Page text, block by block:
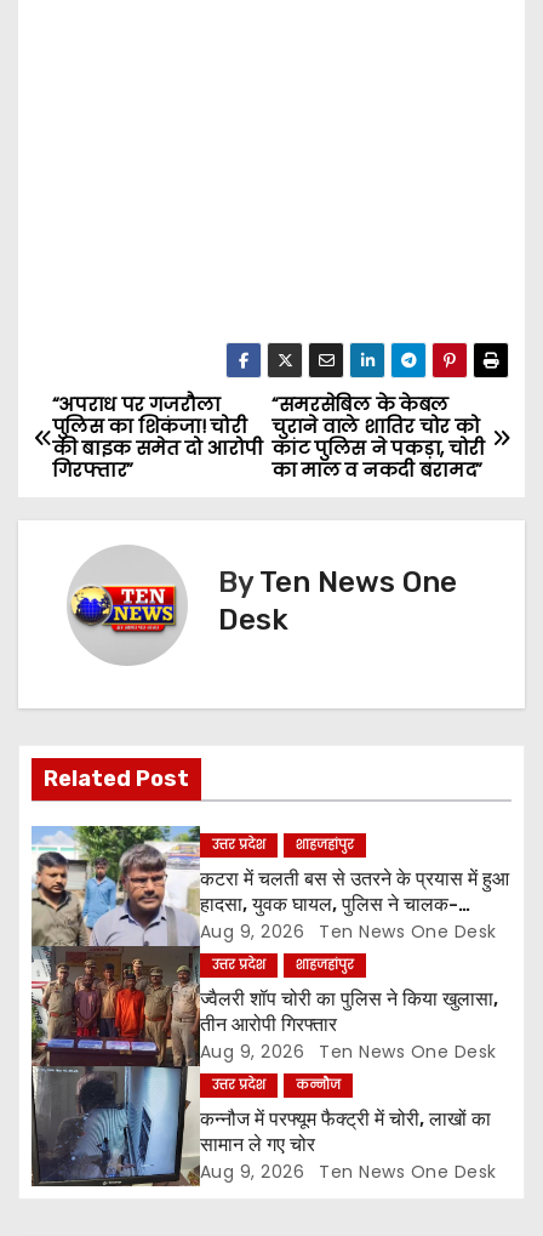
P
o
s
v
g
a
t
i
o
n
“समरसेबिल के केबल
चुराने वाले शातिर चोर को
कांट पुलिस ने पकड़ा, चोरी
का माल व नकदी बरामद”
“अपराध पर गजरौला
पुलिस का शिकंजा! चोरी
की बाइक समेत दो आरोपी
गिरफ्तार”
ByTen News One
Desk
Related Post
उत्तर प्रदेश शाहजहांपुर
कटरा में चलती बस से उतरने के प्रयास में हुआ
हादसा, युवक घायल, पुलिस ने चालक-
परिचालक को पूंछताछ के लिए हिरासत में लिया
Aug 9, 2026 Ten News One Desk
उत्तर प्रदेश शाहजहांपुर
ज्वैलरी शॉप चोरी का पुलिस ने किया खुलासा,
तीन आरोपी गिरफ्तार
Aug 9, 2026 Ten News One Desk
उत्तर प्रदेश कन्नौज
कन्नौज में परफ्यूम फैक्ट्री में चोरी, लाखों का
सामान ले गए चोर
Aug 9, 2026 Ten News One Desk